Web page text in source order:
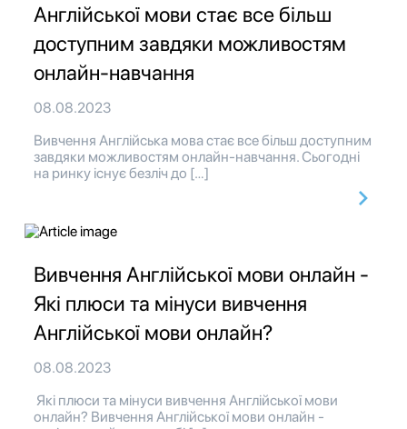
Англійської мови стає все більш
доступним завдяки можливостям
онлайн-навчання
08.08.2023
Вивчення Англійська мова стає все більш доступним
завдяки можливостям онлайн-навчання. Сьогодні
на ринку існує безліч до […]
Вивчення Англійської мови онлайн -
Які плюси та мінуси вивчення
Англійської мови онлайн?
08.08.2023
Які плюси та мінуси вивчення Англійської мови
онлайн? Вивчення Англійської мови онлайн -